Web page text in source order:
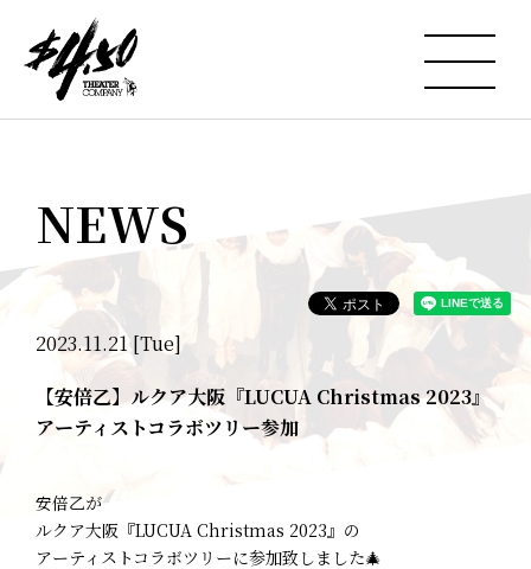
NEWS
2023.11.21 [Tue]
【安倍乙】ルクア大阪『LUCUA Christmas 2023』
アーティストコラボツリー参加
安倍乙が
ルクア大阪『LUCUA Christmas 2023』の
アーティストコラボツリーに参加致しました🎄